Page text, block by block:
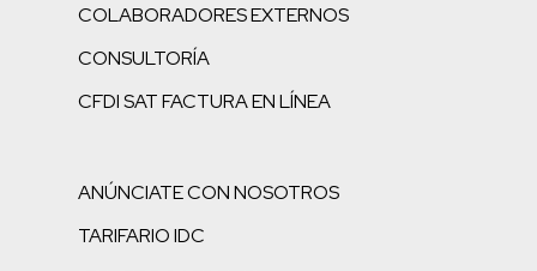
COLABORADORES EXTERNOS
CONSULTORÍA
CFDI SAT FACTURA EN LÍNEA
ANÚNCIATE CON NOSOTROS
TARIFARIO IDC